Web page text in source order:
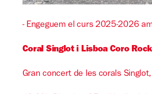
- Engeguem el curs 2025-2026
Coral Singlot i Lisboa Coro Rock
Gran concert de les corals